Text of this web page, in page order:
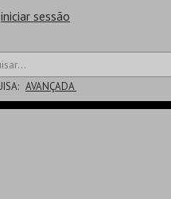
iniciar sessão
AVANÇADA